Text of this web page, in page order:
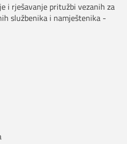
i rješavanje pritužbi vezanih za
službenika i namještenika -